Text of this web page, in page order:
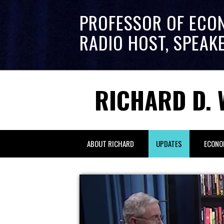
PROFESSOR OF
RADIO HOST,
RICHARD D.
ABOUT RICHARD UPDATES